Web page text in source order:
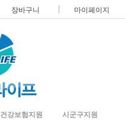
장바구니 마이페이지
건강보험지원 시군구지원